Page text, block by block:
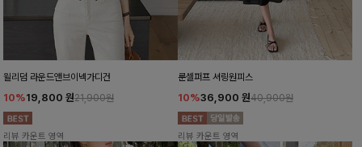
윌리덤 라운드앤브이넥가디건
10%19,800 원21,900원
리뷰 카운트 영역
룬셀퍼프 셔링원피스
10%36,900 원40,900원
리뷰 카운트 영역